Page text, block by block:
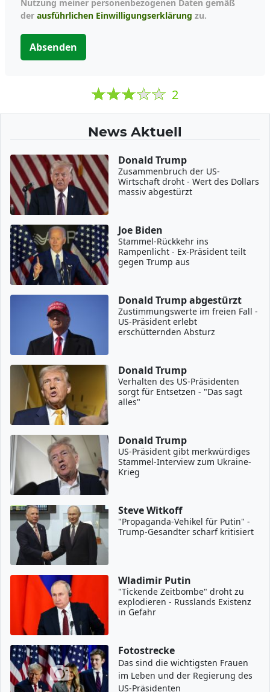
Nutzung meiner personenbezogenen Daten gemäß
der ausführlichen Einwilligungserklärung zu.
Absenden
2
News Aktuell
Donald Trump
Zusammenbruch der US-
Wirtschaft droht - Wert des Dollars
massiv abgestürzt
Joe Biden
Stammel-Rückkehr ins
Rampenlicht - Ex-Präsident teilt
gegen Trump aus
Donald Trump abgestürzt
Zustimmungswerte im freien Fall -
US-Präsident erlebt
erschütternden Absturz
Donald Trump
Verhalten des US-Präsidenten
sorgt für Entsetzen - "Das sagt
alles"
Donald Trump
US-Präsident gibt merkwürdiges
Stammel-Interview zum Ukraine-
Krieg
Steve Witkoff
"Propaganda-Vehikel für Putin" -
Trump-Gesandter scharf kritisiert
Wladimir Putin
"Tickende Zeitbombe" droht zu
explodieren - Russlands Existenz
in Gefahr
Fotostrecke
Das sind die wichtigsten Frauen
im Leben und der Regierung des
US-Präsidenten